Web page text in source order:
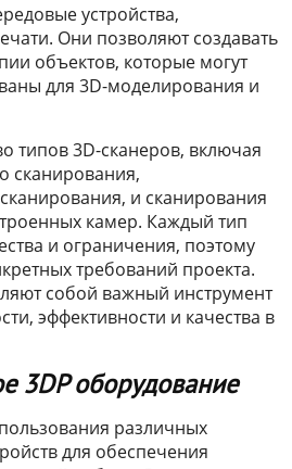
устройства,
Они позволяют создавать
объектов, которые могут
для 3D-моделирования и
типов 3D-сканеров, включая
сканирования,
и сканирования
камер. Каждый тип
и ограничения, поэтому
требований проекта.
собой важный инструмент
эффективности и качества в
3DP оборудование
различных
для обеспечения